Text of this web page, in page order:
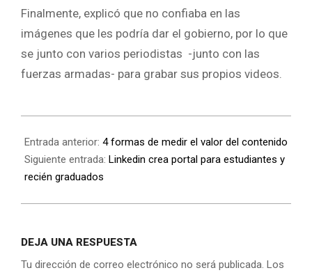
Finalmente, explicó que no confiaba en las
imágenes que les podría dar el gobierno, por lo que
se junto con varios periodistas -junto con las
fuerzas armadas- para grabar sus propios videos.
Entrada anterior: 4 formas de medir el valor del contenido
Siguiente entrada: Linkedin crea portal para estudiantes y
recién graduados
DEJA UNA RESPUESTA
Tu dirección de correo electrónico no será publicada. Los